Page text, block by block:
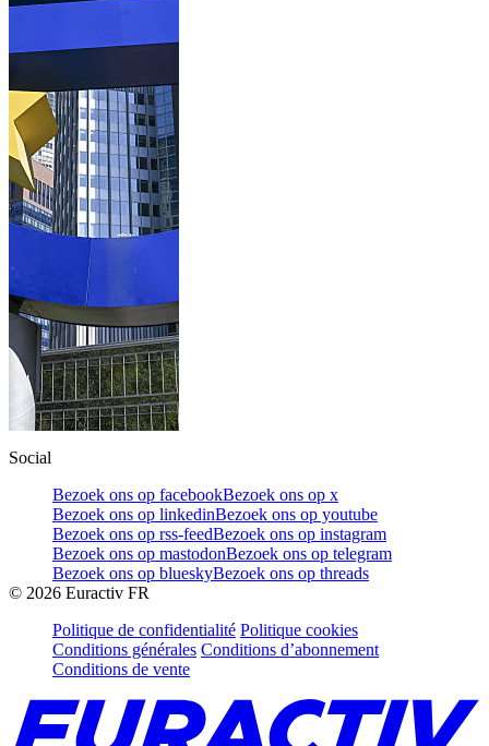
Social
Bezoek ons op facebookBezoek ons op x
Bezoek ons op linkedinBezoek ons op youtube
Bezoek ons op rss-feedBezoek ons op instagram
Bezoek ons op mastodonBezoek ons op telegram
Bezoek ons op blueskyBezoek ons op threads
© 2026 Euractiv FR
Politique de confidentialité Politique cookies
Conditions générales Conditions d’abonnement
Conditions de vente